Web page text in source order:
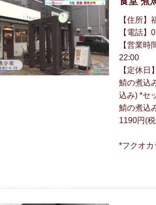
【住所】
【電話】
【営業時
22:00
【定休日
鯖の煮込
込み) *セ
鯖の煮込
1190円(
*フクオカ